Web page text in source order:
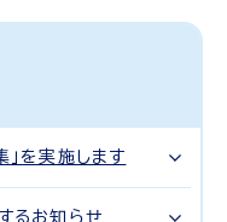
を実施します
るお知らせ